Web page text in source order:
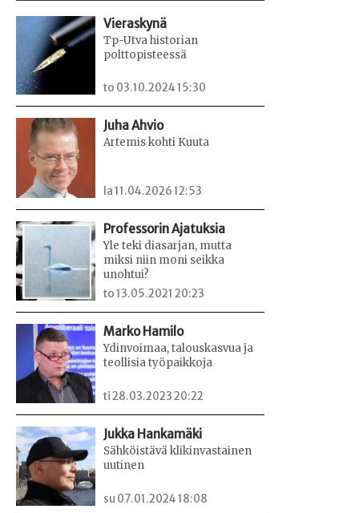
Vieraskynä
Tp-Utva historian
polttopisteessä
to 03.10.2024 15:30
Juha Ahvio
Artemis kohti Kuuta
la 11.04.2026 12:53
Professorin Ajatuksia
Yle teki diasarjan, mutta
miksi niin moni seikka
unohtui?
to 13.05.2021 20:23
Marko Hamilo
Ydinvoimaa, talouskasvua ja
teollisia työpaikkoja
ti 28.03.2023 20:22
Jukka Hankamäki
Sähköistävä klikinvastainen
uutinen
su 07.01.2024 18:08